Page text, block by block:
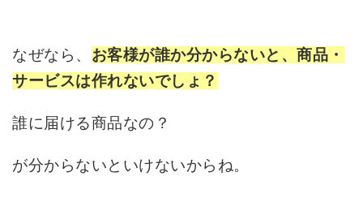
なぜなら、
お客様が誰か分からないと、商品・
サービスは作れないでしょ？
誰に届ける商品なの？
が分からないといけないからね。